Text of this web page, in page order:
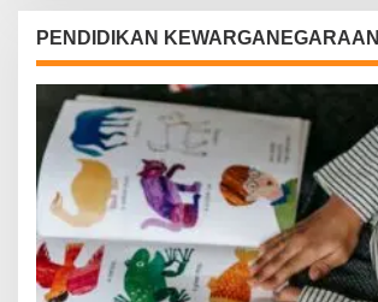
PENDIDIKAN KEWARGANEGARAAN